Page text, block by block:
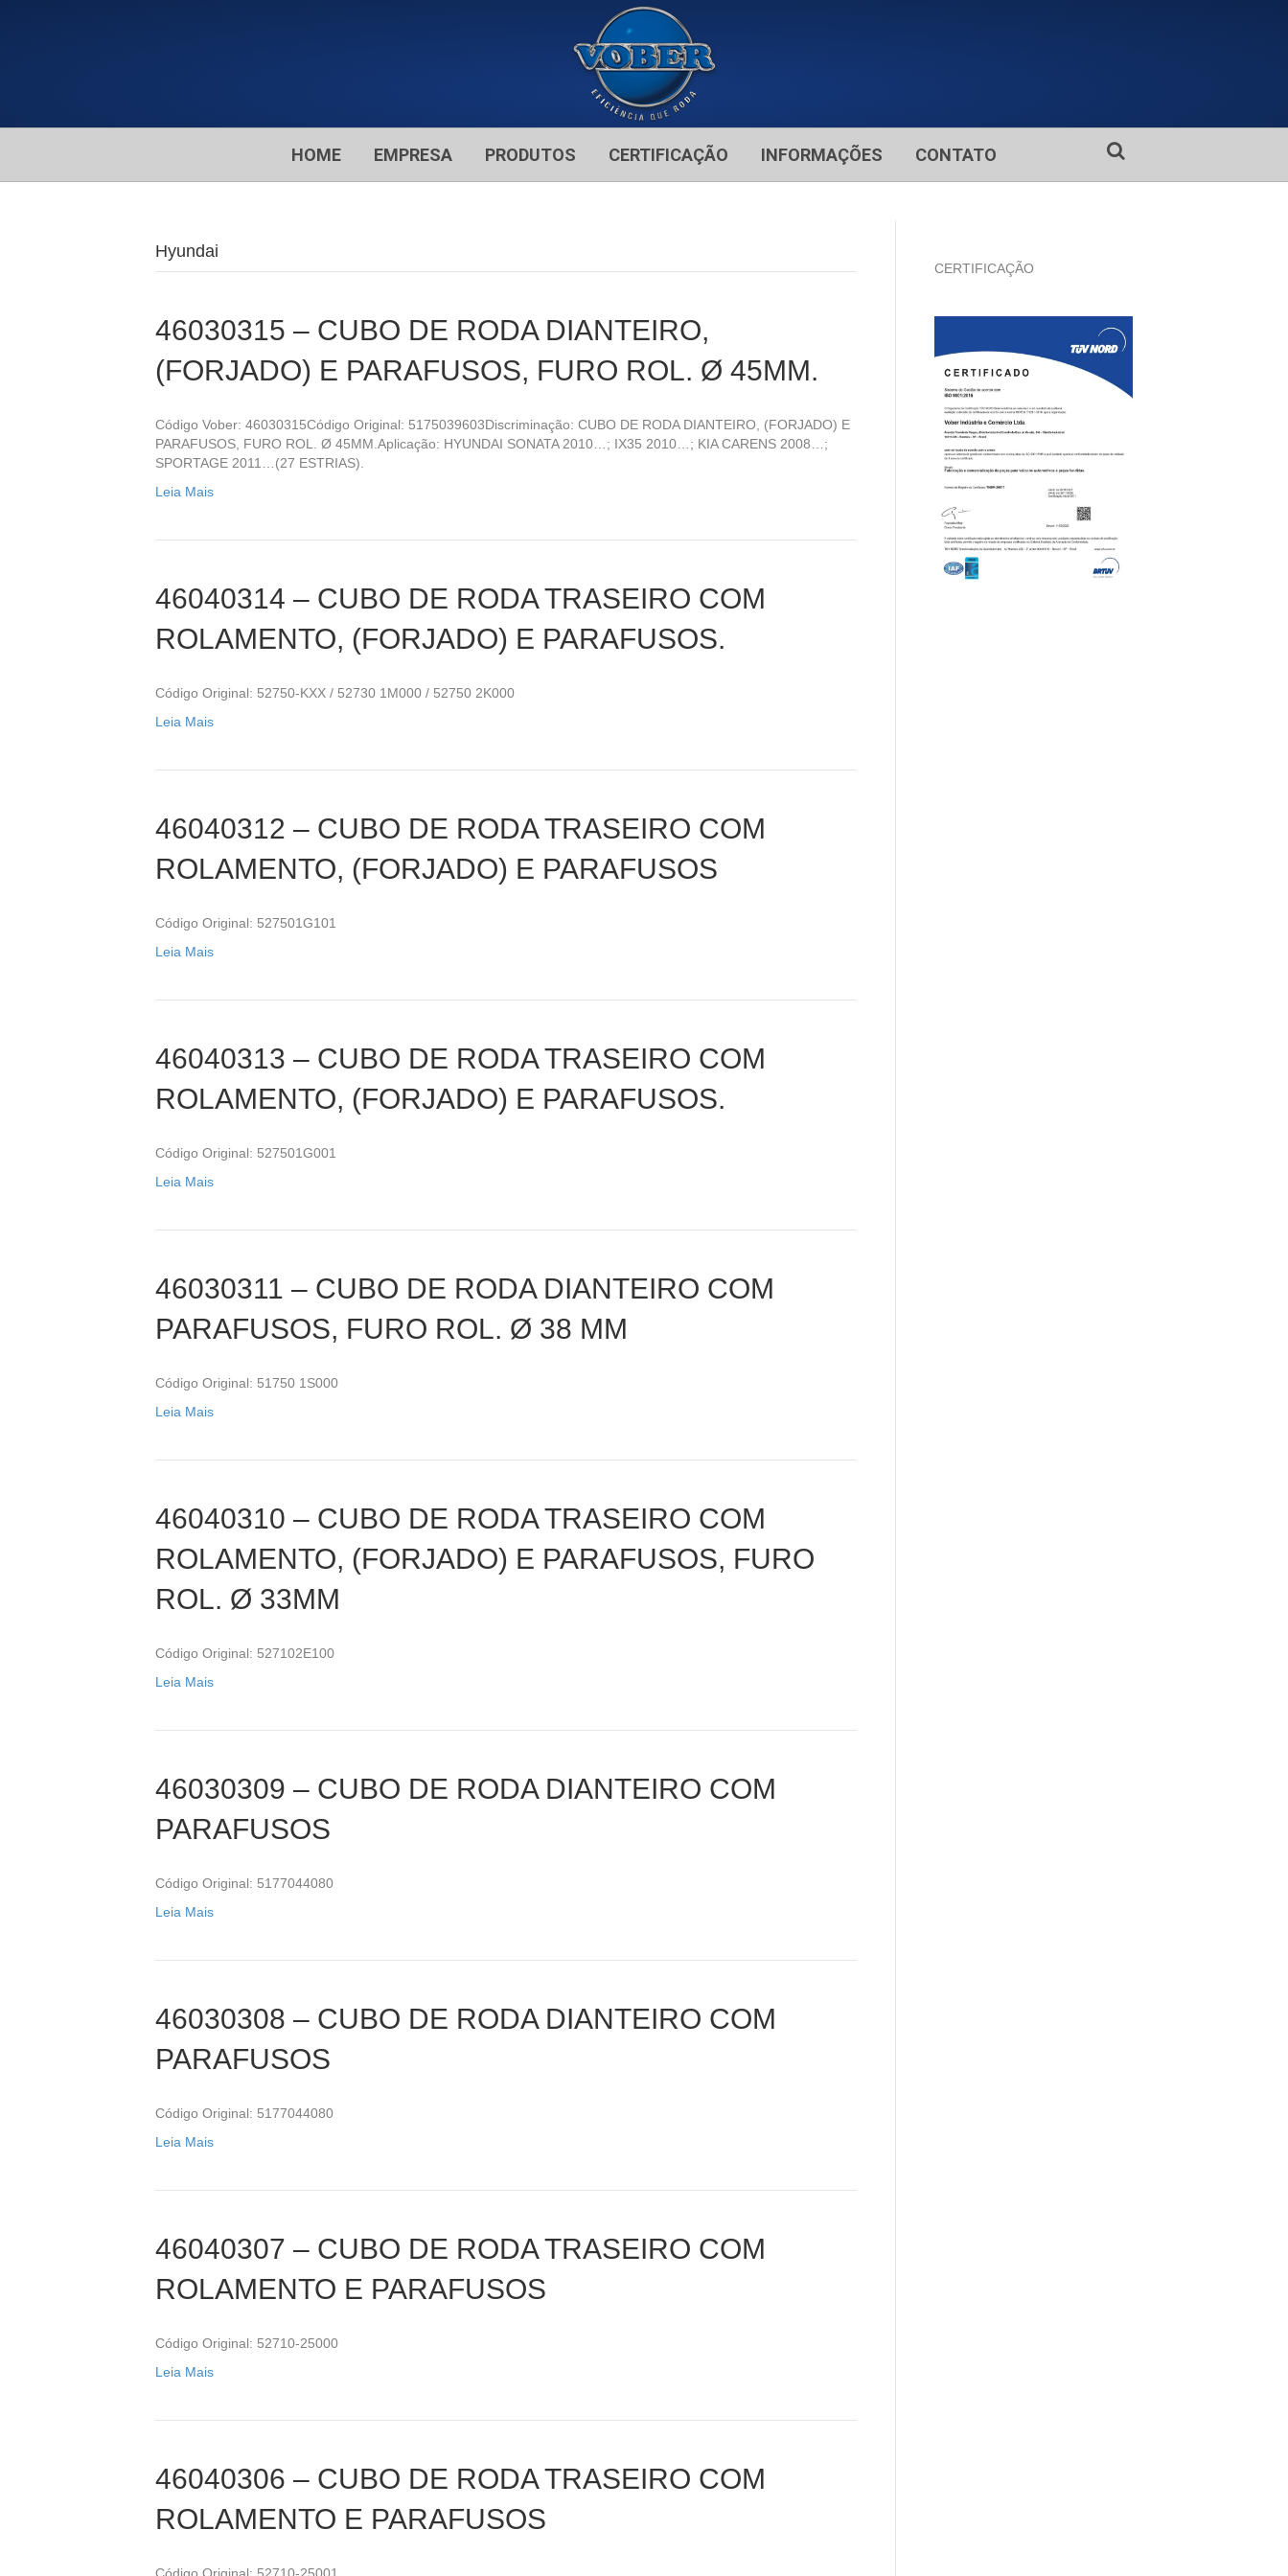
HOME EMPRESA PRODUTOS CERTIFICAÇÃO INFORMAÇÕES CONTATO
Hyundai
46030315 – CUBO DE RODA DIANTEIRO,
(FORJADO) E PARAFUSOS, FURO ROL. Ø 45MM.
Código Vober: 46030315Código Original: 5175039603Discriminação: CUBO DE RODA DIANTEIRO, (FORJADO) E
PARAFUSOS, FURO ROL. Ø 45MM.Aplicação: HYUNDAI SONATA 2010…; IX35 2010…; KIA CARENS 2008…;
SPORTAGE 2011…(27 ESTRIAS).
Leia Mais
46040314 – CUBO DE RODA TRASEIRO COM
ROLAMENTO, (FORJADO) E PARAFUSOS.
Código Original: 52750-KXX / 52730 1M000 / 52750 2K000
Leia Mais
46040312 – CUBO DE RODA TRASEIRO COM
ROLAMENTO, (FORJADO) E PARAFUSOS
Código Original: 527501G101
Leia Mais
46040313 – CUBO DE RODA TRASEIRO COM
ROLAMENTO, (FORJADO) E PARAFUSOS.
Código Original: 527501G001
Leia Mais
46030311 – CUBO DE RODA DIANTEIRO COM
PARAFUSOS, FURO ROL. Ø 38 MM
Código Original: 51750 1S000
Leia Mais
46040310 – CUBO DE RODA TRASEIRO COM
ROLAMENTO, (FORJADO) E PARAFUSOS, FURO
ROL. Ø 33MM
Código Original: 527102E100
Leia Mais
46030309 – CUBO DE RODA DIANTEIRO COM
PARAFUSOS
Código Original: 5177044080
Leia Mais
46030308 – CUBO DE RODA DIANTEIRO COM
PARAFUSOS
Código Original: 5177044080
Leia Mais
46040307 – CUBO DE RODA TRASEIRO COM
ROLAMENTO E PARAFUSOS
Código Original: 52710-25000
Leia Mais
46040306 – CUBO DE RODA TRASEIRO COM
ROLAMENTO E PARAFUSOS
CERTIFICAÇÃO